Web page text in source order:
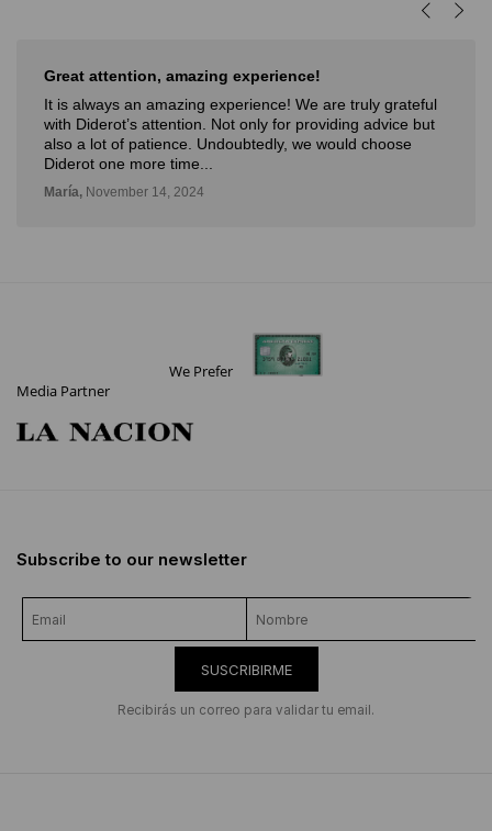
Great attention, amazing experience!
It is always an amazing experience! We are truly grateful
with Diderot’s attention. Not only for providing advice but
also a lot of patience. Undoubtedly, we would choose
Diderot one more time...
María, November 14, 2024
We Prefer
Media Partner
Subscribe to our newsletter
SUSCRIBIRME
Recibirás un correo para validar tu email.